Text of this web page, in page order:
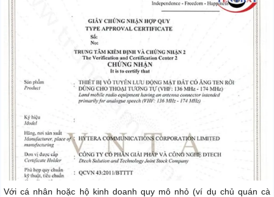
Với cá nhân hoặc hộ kinh doanh quy mô nhỏ (ví dụ chủ quán cà